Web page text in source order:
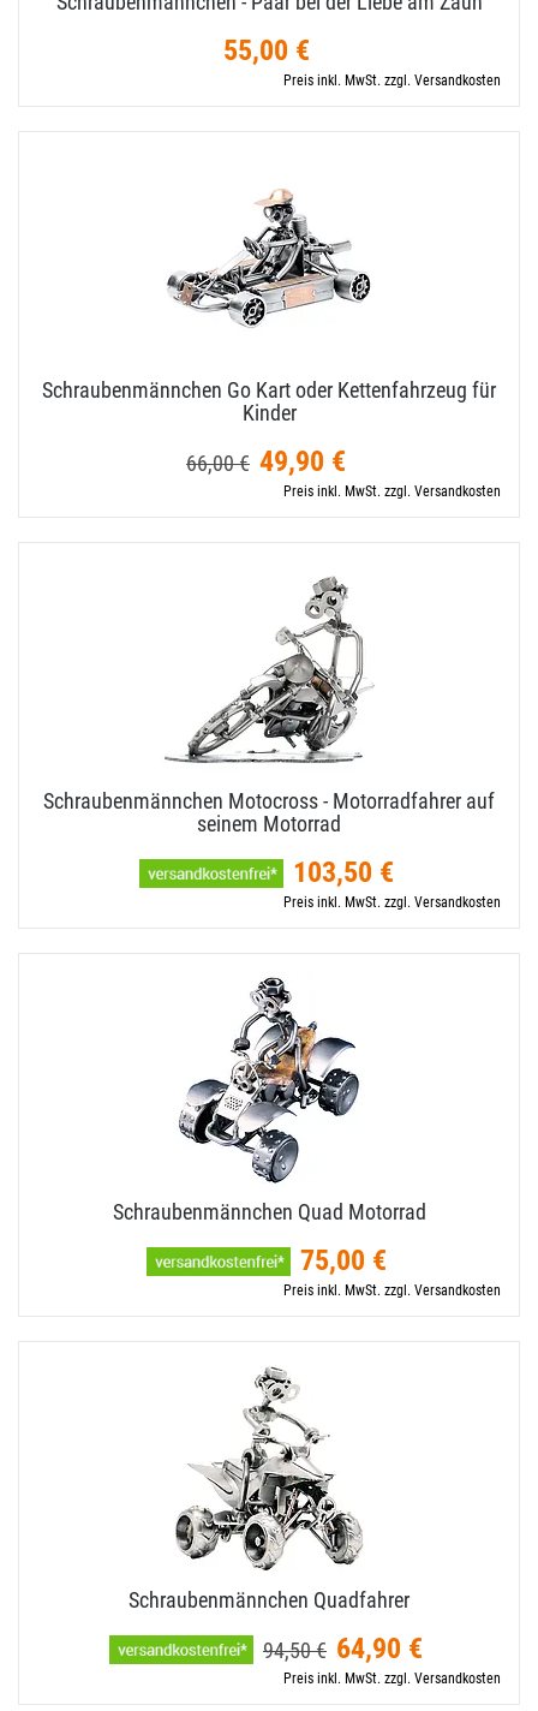
55,00 €
Preis inkl. MwSt. zzgl. Versandkosten
Schraubenmännchen Go Kart oder Kettenfahrzeug für
Kinder
66,00 € 49,90 €
Preis inkl. MwSt. zzgl. Versandkosten
Schraubenmännchen Motocross - Motorradfahrer auf
seinem Motorrad
103,50 €
Preis inkl. MwSt. zzgl. Versandkosten
Schraubenmännchen Quad Motorrad
75,00 €
Preis inkl. MwSt. zzgl. Versandkosten
Schraubenmännchen Quadfahrer
94,50 € 64,90 €
Preis inkl. MwSt. zzgl. Versandkosten